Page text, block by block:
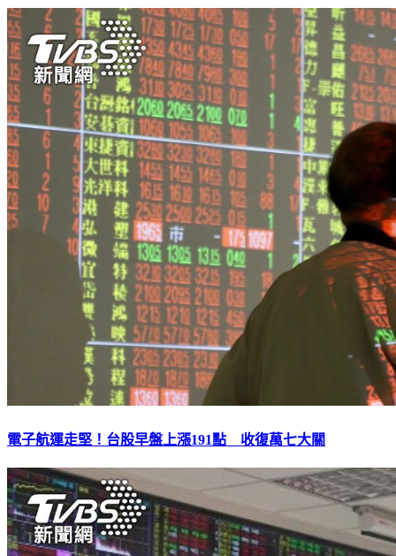
電子航運走堅！台股早盤上漲191點 收復萬七大關